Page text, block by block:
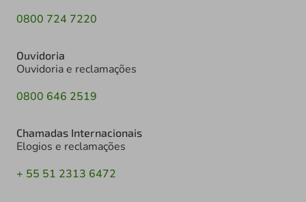
0800 724 7220
Ouvidoria
Ouvidoria e reclamações
0800 646 2519
Chamadas Internacionais
Elogios e reclamações
+ 55 51 2313 6472